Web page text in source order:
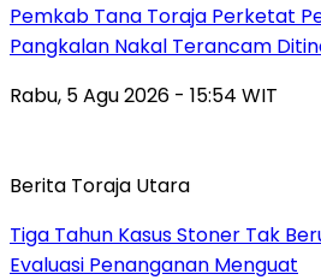
Pemkab Tana Toraja Perketat
Pangkalan Nakal Terancam
Rabu, 5 Agu 2026 - 15:54 WIT
Berita Toraja Utara
Tiga Tahun Kasus Stoner Tak
Evaluasi Penanganan Menguat